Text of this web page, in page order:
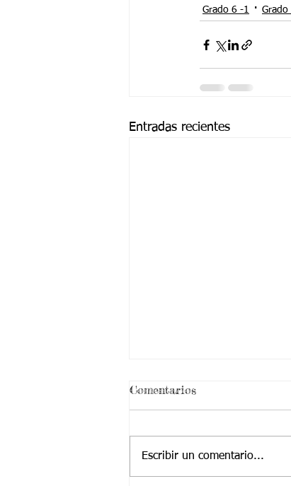
Grado 6 -1 Grado
Entradas recientes
Comentarios
Escribir un comentario...